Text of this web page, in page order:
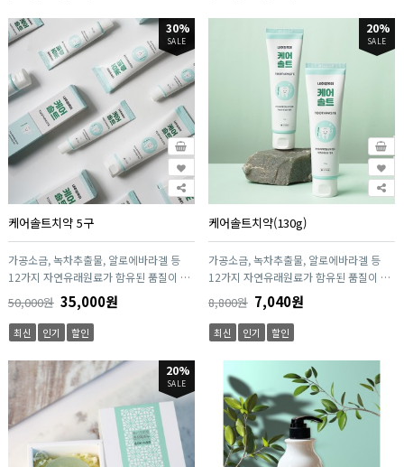
30%
SALE
케어솔트치약 5구
가공소금, 녹차추출물, 알로에바라겔 등
12가지 자연유래원료가 함유된 품질이 우
수한 치약입니다.
50,000원 35,000원
최신 인기 할인
20%
SALE
케어솔트치약(130g)
가공소금, 녹차추출물, 알로에바라겔 등
12가지 자연유래원료가 함유된 품질이 우
수한 치약입니다.
8,800원 7,040원
최신 인기 할인
20%
SALE